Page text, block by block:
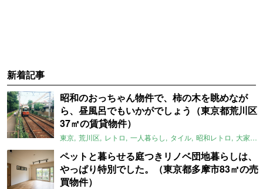
新着記事
昭和のおっちゃん物件で、柿の木を眺めなが
ら、昼風呂でもいかがでしょう（東京都荒川区
37㎡の賃貸物件）
東京 荒川区 レトロ 一人暮らし タイル 昭和レトロ 大家女子
ペットと暮らせる庭つきリノベ団地暮らしは、
やっぱり特別でした。（東京都多摩市83㎡の売
買物件）